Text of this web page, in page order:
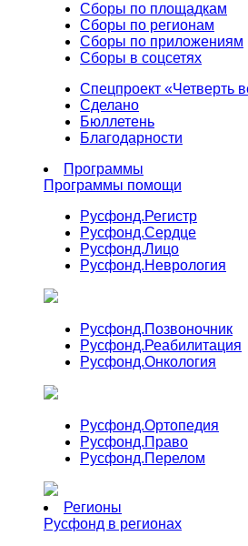
Сборы по площадкам
Сборы по регионам
Сборы по приложениям
Сборы в соцсетях
Спецпроект «Четверть
Сделано
Бюллетень
Благодарности
Программы
Программы помощи
Русфонд.Регистр
Русфонд.Сердце
Русфонд.Лицо
Русфонд.Неврология
Русфонд.Позвоночник
Русфонд.Реабилитация
Русфонд.Онкология
Русфонд.Ортопедия
Русфонд.Право
Русфонд.Перелом
Регионы
Русфонд в регионах